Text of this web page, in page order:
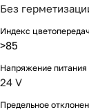
Без
Индекс
>85
Напряжение питания
24 V
Предельное